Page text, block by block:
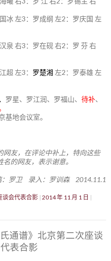
冰 左3：罗成纲 左2：罗庆国 左
泉 右3：罗在砚 右2：罗 芬 右
超 左3： 罗楚湘 左2：罗泰雄 左
罗星、罗江润、罗福山、 待补、
基地会议室。
网友，在评论中补上，特向这些
的网友，表示谢意。
：罗卫 录入：罗训森 2014.11.1
谈会代表合影 2014 年 11 月 1 日
通谱》北京第二次座谈
表合影